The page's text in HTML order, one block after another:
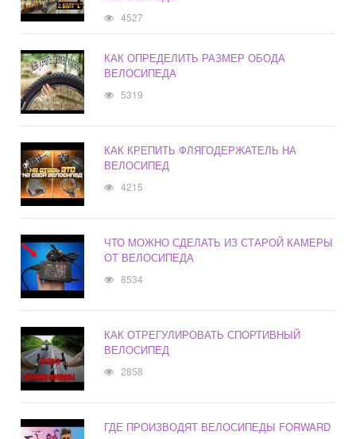
4527
КАК ОПРЕДЕЛИТЬ РАЗМЕР ОБОДА
ВЕЛОСИПЕДА
5319
КАК КРЕПИТЬ ФЛЯГОДЕРЖАТЕЛЬ НА
ВЕЛОСИПЕД
4215
ЧТО МОЖНО СДЕЛАТЬ ИЗ СТАРОЙ КАМЕРЫ
ОТ ВЕЛОСИПЕДА
8534
КАК ОТРЕГУЛИРОВАТЬ СПОРТИВНЫЙ
ВЕЛОСИПЕД
2858
ГДЕ ПРОИЗВОДЯТ ВЕЛОСИПЕДЫ FORWARD